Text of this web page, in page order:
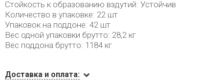
Стойкость к образованию вздутий: Устойчив
Количество в упаковке: 22 шт
Упаковок на поддоне: 42 шт
Вес одной упаковки брутто: 28,2 кг
Вес поддона брутто: 1184 кг
Доставка и оплата: